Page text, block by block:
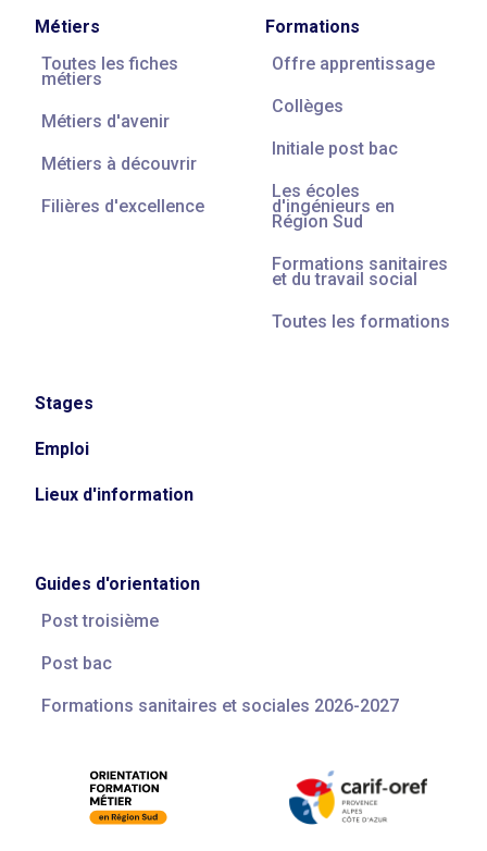
Métiers
Toutes les fiches
métiers
Métiers d'avenir
Métiers à découvrir
Filières d'excellence
Formations
Offre apprentissage
Collèges
Initiale post bac
Les écoles
d'ingénieurs en
Région Sud
Formations sanitaires
et du travail social
Toutes les formations
Stages
Emploi
Lieux d'information
Guides d'orientation
Post troisième
Post bac
Formations sanitaires et sociales 2026-2027